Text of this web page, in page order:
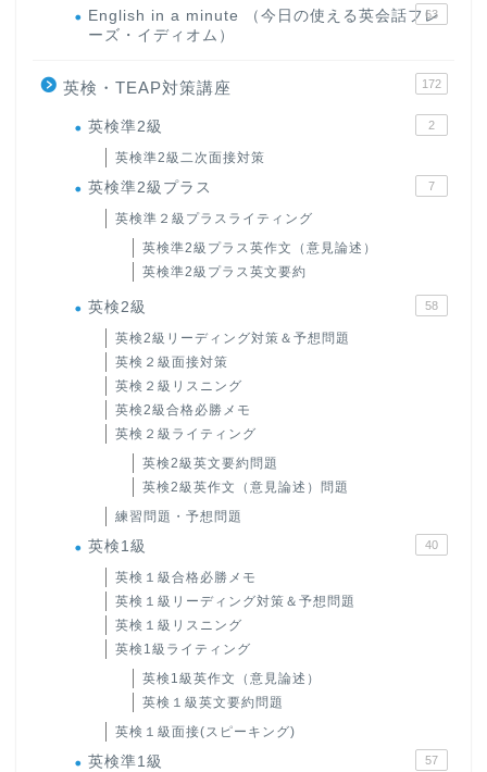
English in a minute （今日の使える英会話フレ
ーズ・イディオム）
63
英検・TEAP対策講座 172
英検準2級 2
英検準2級二次面接対策
英検準2級プラス 7
英検準２級プラスライティング
英検準2級プラス英作文（意見論述）
英検準2級プラス英文要約
英検2級 58
英検2級リーディング対策＆予想問題
英検２級面接対策
英検２級リスニング
英検2級合格必勝メモ
英検２級ライティング
英検2級英文要約問題
英検2級英作文（意見論述）問題
練習問題・予想問題
英検1級 40
英検１級合格必勝メモ
英検１級リーディング対策＆予想問題
英検１級リスニング
英検1級ライティング
英検1級英作文（意見論述）
英検１級英文要約問題
英検１級面接(スピーキング)
英検準1級 57